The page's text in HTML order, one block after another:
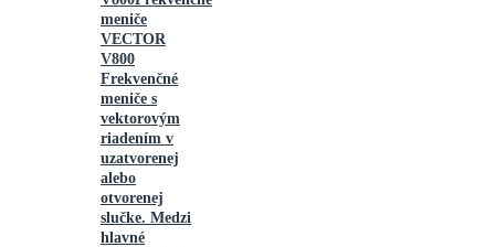
meniče
VECTOR
V800
Frekvenčné
meniče s
vektorovým
riadením v
uzatvorenej
alebo
otvorenej
slučke. Medzi
hlavné